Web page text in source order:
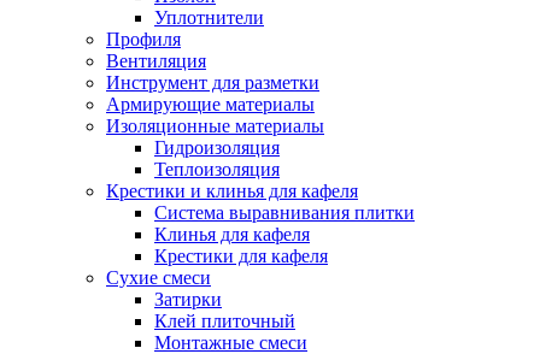
Уплотнители
Профиля
Вентиляция
Инструмент для разметки
Армирующие материалы
Изоляционные материалы
Гидроизоляция
Теплоизоляция
Крестики и клинья для кафеля
Система выравнивания плитки
Клинья для кафеля
Крестики для кафеля
Сухие смеси
Затирки
Клей плиточный
Монтажные смеси